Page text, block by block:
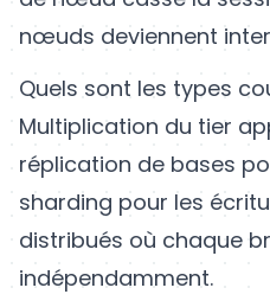
nœuds deviennent
Quels sont les types
Multiplication du tier
réplication de bases
sharding pour les
distribués où chaque
indépendamment.